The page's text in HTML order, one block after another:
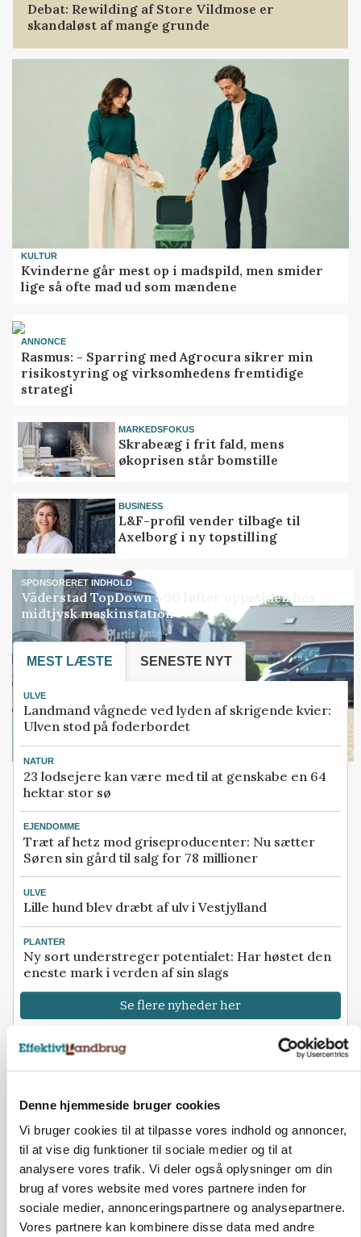
Denne hjemmeside bruger cookies
Vi bruger cookies til at tilpasse vores indhold og annoncer,
til at vise dig funktioner til sociale medier og til at
analysere vores trafik. Vi deler også oplysninger om din
brug af vores website med vores partnere inden for
sociale medier, annonceringspartnere og analysepartnere.
Vores partnere kan kombinere disse data med andre
Debat: Rewilding af Store Vildmose er
skandaløst af mange grunde
KULTUR
Kvinderne går mest op i madspild, men smider
lige så ofte mad ud som mændene
ANNONCE
Rasmus: - Sparring med Agrocura sikrer min
risikostyring og virksomhedens fremtidige
strategi
MARKEDSFOKUS
Skrabeæg i frit fald, mens
økoprisen står bomstille
BUSINESS
L&F-profil vender tilbage til
Axelborg i ny topstilling
SPONSORERET INDHOLD
Väderstad TopDown 500 løfter oppetiden hos
midtjysk maskinstation
MEST LÆSTE SENESTE NYT
ULVE
Landmand vågnede ved lyden af skrigende kvier:
Ulven stod på foderbordet
NATUR
23 lodsejere kan være med til at genskabe en 64
hektar stor sø
EJENDOMME
Træt af hetz mod griseproducenter: Nu sætter
Søren sin gård til salg for 78 millioner
ULVE
Lille hund blev dræbt af ulv i Vestjylland
PLANTER
Ny sort understreger potentialet: Har høstet den
eneste mark i verden af sin slags
Se flere nyheder her
Loading...